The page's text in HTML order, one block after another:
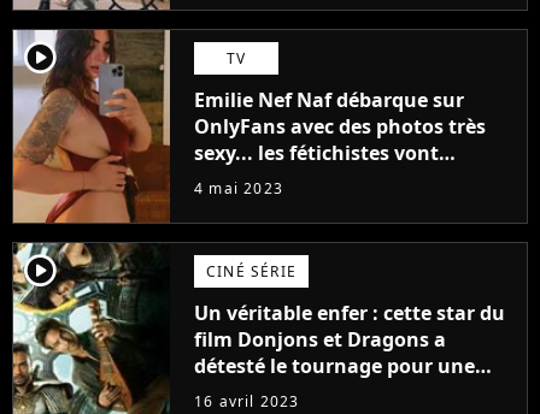
player2 TV
Emilie Nef Naf débarque sur
OnlyFans avec des photos très
sexy... les fétichistes vont
prendre leur pied !
4 mai 2023
player2 CINÉ SÉRIE
Un véritable enfer : cette star du
film Donjons et Dragons a
détesté le tournage pour une
raison très spéciale
16 avril 2023